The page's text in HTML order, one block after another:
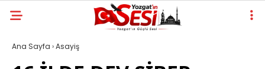
Ana Sayfa ›Asayiş